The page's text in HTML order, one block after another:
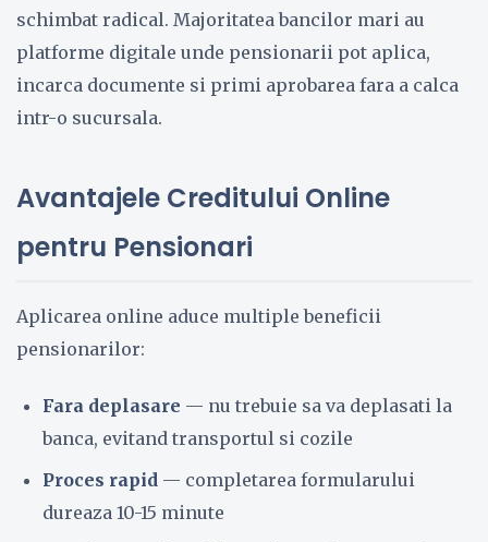
schimbat radical. Majoritatea bancilor mari au
platforme digitale unde pensionarii pot aplica,
incarca documente si primi aprobarea fara a calca
intr-o sucursala.
Avantajele Creditului Online
pentru Pensionari
Aplicarea online aduce multiple beneficii
pensionarilor:
Fara deplasare — nu trebuie sa va deplasati la
banca, evitand transportul si cozile
Proces rapid — completarea formularului
dureaza 10-15 minute